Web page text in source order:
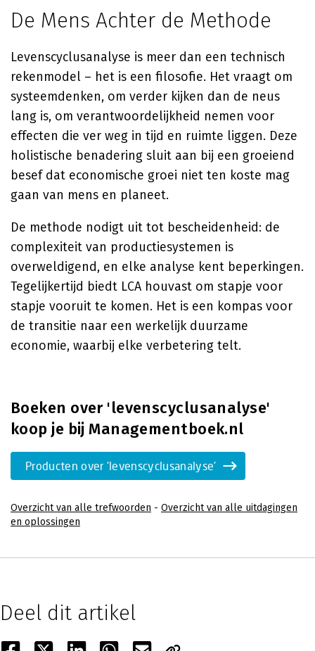
De Mens Achter de Methode
Levenscyclusanalyse is meer dan een technisch
rekenmodel – het is een filosofie. Het vraagt om
systeemdenken, om verder kijken dan de neus
lang is, om verantwoordelijkheid nemen voor
effecten die ver weg in tijd en ruimte liggen. Deze
holistische benadering sluit aan bij een groeiend
besef dat economische groei niet ten koste mag
gaan van mens en planeet.
De methode nodigt uit tot bescheidenheid: de
complexiteit van productiesystemen is
overweldigend, en elke analyse kent beperkingen.
Tegelijkertijd biedt LCA houvast om stapje voor
stapje vooruit te komen. Het is een kompas voor
de transitie naar een werkelijk duurzame
economie, waarbij elke verbetering telt.
Boeken over 'levenscyclusanalyse'
koop je bij Managementboek.nl
Producten over 'levenscyclusanalyse'
Overzicht van alle trefwoorden - Overzicht van alle uitdagingen
en oplossingen
Deel dit artikel